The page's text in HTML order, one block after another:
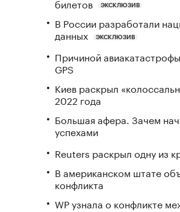
билетов
ЭКСКЛЮЗИВ
В России разработали
данных
ЭКСКЛЮЗИВ
Причиной
GPS
Киев раскрыл
2022 года
Большая афера. Зачем
успехами
Reuters раскрыл одну из
В американском штате
конфликта
WP узнала о конфликте